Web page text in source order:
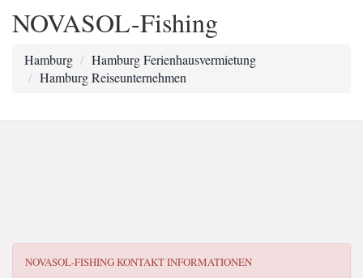
NOVASOL-Fishing
Hamburg
Hamburg Ferienhausvermietung
Hamburg Reiseunternehmen
NOVASOL-FISHINGKONTAKT INFORMATIONEN